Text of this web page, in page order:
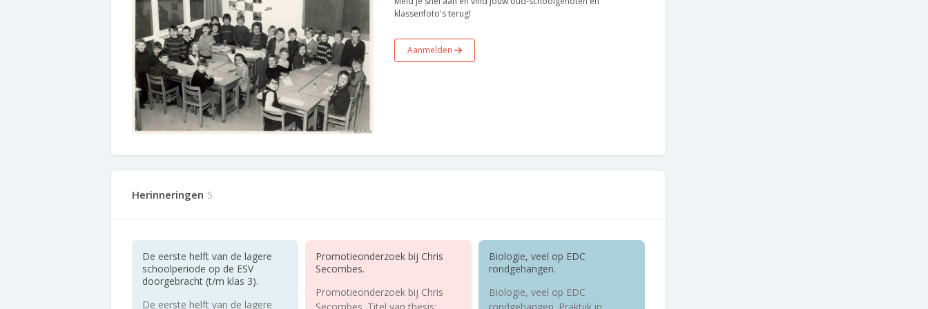
klassenfoto's terug!
Aanmelden
Herinneringen 5
De eerste helft van de lagere
schoolperiode op de ESV
doorgebracht (t/m klas 3).
De eerste helft van de lagere
Promotieonderzoek bij Chris
Secombes.
Promotieonderzoek bij Chris
Biologie, veel op EDC
rondgehangen.
Biologie, veel op EDC